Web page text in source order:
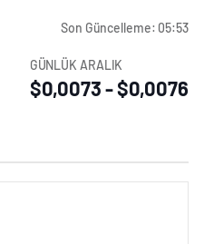
Son Güncelleme: 05:53
GÜNLÜK ARALIK
$0,0073 - $0,0076